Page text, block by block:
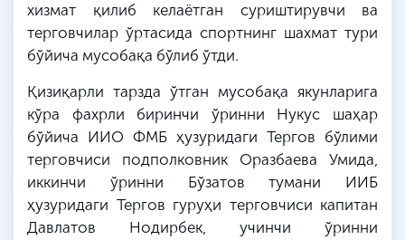
хизмат қилиб келаётган суриштирувчи ва
терговчилар ўртасида спортнинг шахмат тури
бўйича мусобақа бўлиб ўтди.
Қизиқарли тарзда ўтган мусобақа якунларига
кўра фахрли биринчи ўринни Нукус шаҳар
бўйича ИИО ФМБ ҳузуридаги Тергов бўлими
терговчиси подполковник Оразбаева Умида,
иккинчи ўринни Бўзатов тумани ИИБ
ҳузуридаги Тергов гуруҳи терговчиси капитан
Давлатов
Нодирбек, учинчи ўринни